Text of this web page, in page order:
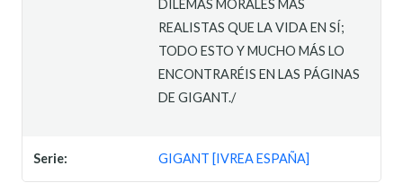
DILEMAS MORALES MÁS
REALISTAS QUE LA VIDA EN SÍ;
TODO ESTO Y MUCHO MÁS LO
ENCONTRARÉIS EN LAS PÁGINAS
DE GIGANT./
Serie: GIGANT [IVREA ESPAÑA]